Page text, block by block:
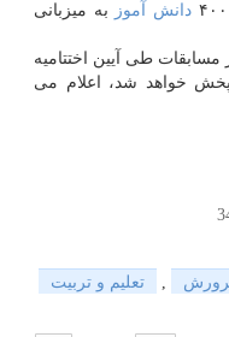
دانش آموز
به میزبانی
طی آیین اختتامیه
خواهد شد، اعلام می
,
تعلیم و تربیت